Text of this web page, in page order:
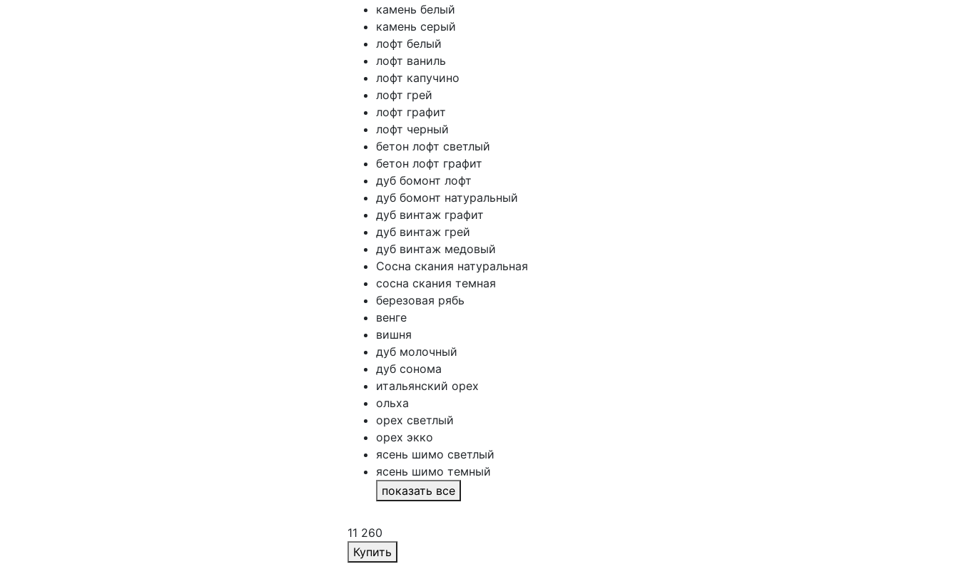
камень белый
камень серый
лофт белый
лофт ваниль
лофт капучино
лофт грей
лофт графит
лофт черный
бетон лофт светлый
бетон лофт графит
дуб бомонт лофт
дуб бомонт натуральный
дуб винтаж графит
дуб винтаж грей
дуб винтаж медовый
Сосна скания натуральная
сосна скания темная
березовая рябь
венге
вишня
дуб молочный
дуб сонома
итальянский орех
ольха
орех светлый
орех экко
ясень шимо светлый
ясень шимо темный
показать все
11 260
Купить